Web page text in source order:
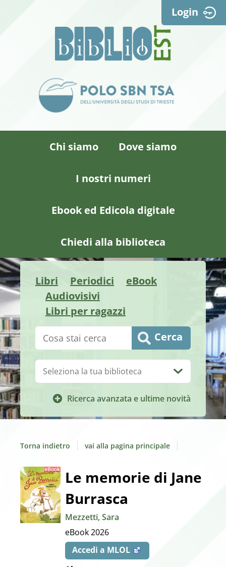
Login
Chi siamo Dove siamo
I nostri numeri
Ebook ed Edicola digitale
Chiedi alla biblioteca
Libri Periodici
eBook
Audiovisivi
Libri per ragazzi
Cerca su "Catalogo" Cerca
Ricerca avanzata e ultime novità
Biblioteca:
Torna indietro vai alla pagina principale
Dettaglio
del
documento
Le memorie di Jane
Burrasca
Mezzetti, Sara
eBook2026
Accedi a MLOL